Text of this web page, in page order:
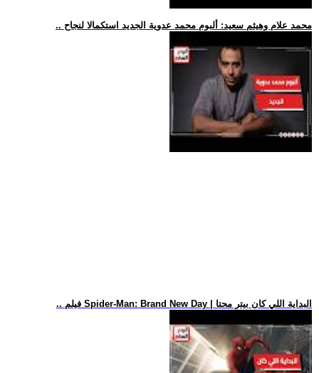
.. محمد علام وهيثم سعيد: ألبوم محمد عدوية الجديد استكمالا لنجاح
.. فيلم Spider-Man: Brand New Day | البداية اللي كان بيتر محتا